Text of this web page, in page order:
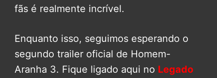
fãs é realmente incrível.
Enquanto isso, seguimos esperando o
segundo trailer oficial de Homem-
Aranha 3. Fique ligado aqui no Legado